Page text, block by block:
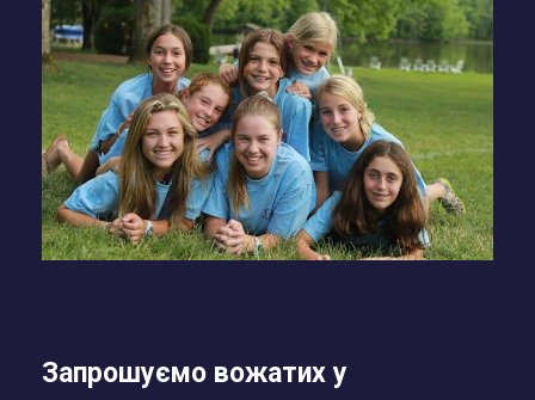
Запрошуємо вожатих у